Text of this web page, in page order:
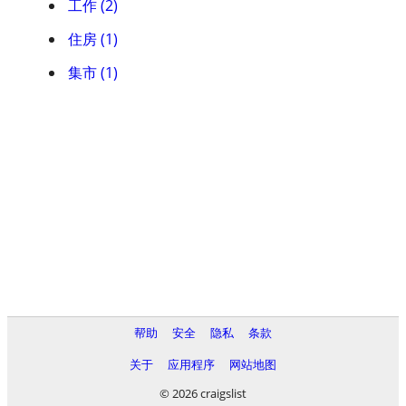
工作 (2)
住房 (1)
集市 (1)
帮助 安全 隐私
条款
关于
应用程序
网站地图
© 2026 craigslist